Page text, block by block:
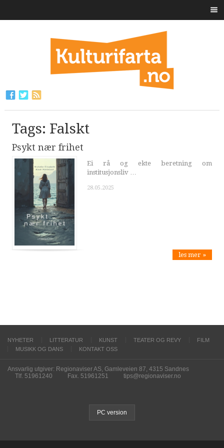
Tags: Falskt
Psykt nær frihet
Ei rå og ekte beretning om
institusjonsliv …
28.05.2025
les mer »
NYHETER LITTERATUR KUNST TEATER OG REVY
FILM
MUSIKK OG DANS
KONTAKT OSS
Ansvarlig utgiver: Regionaviser AS, Gamleveien 87, 4315 Sandnes
Tlf. 51961240
Fax. 51961251 tips@regionaviser.no
PC version